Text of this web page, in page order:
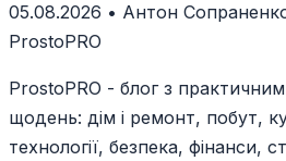
05.08.2026 • Антон
ProstoPRO
ProstoPRO - блог з
щодень: дім і ремонт, побут,
технології, безпека, фінанси,